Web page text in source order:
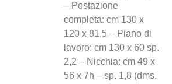
– Postazione
completa: cm 130 x
120 x 81,5 – Piano di
lavoro: cm 130 x 60 sp.
2,2 – Nicchia: cm 49 x
56 x 7h – sp. 1,8 (dms.